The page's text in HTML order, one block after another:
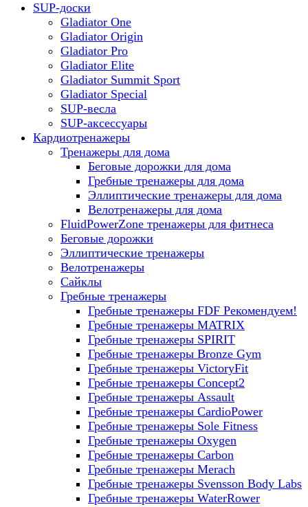
SUP-доски
Gladiator One
Gladiator Origin
Gladiator Pro
Gladiator Elite
Gladiator Summit Sport
Gladiator Special
SUP-весла
SUP-аксессуары
Кардиотренажеры
Тренажеры для дома
Беговые дорожки для дома
Гребные тренажеры для дома
Эллиптические тренажеры для дома
Велотренажеры для дома
FluidPowerZone тренажеры для фитнеса
Беговые дорожки
Эллиптические тренажеры
Велотренажеры
Сайклы
Гребные тренажеры
Гребные тренажеры FDF Рекомендуем!
Гребные тренажеры MATRIX
Гребные тренажеры SPIRIT
Гребные тренажеры Bronze Gym
Гребные тренажеры VictoryFit
Гребные тренажеры Concept2
Гребные тренажеры Assault
Гребные тренажеры CardioPower
Гребные тренажеры Sole Fitness
Гребные тренажеры Oxygen
Гребные тренажеры Carbon
Гребные тренажеры Merach
Гребные тренажеры Svensson Body Labs
Гребные тренажеры WaterRower